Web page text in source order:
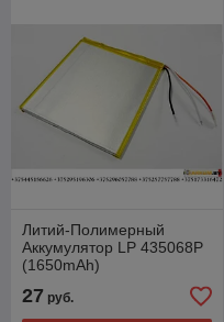
Литий-Полимерный
Аккумулятор LP 435068P
(1650mAh)
27 руб.